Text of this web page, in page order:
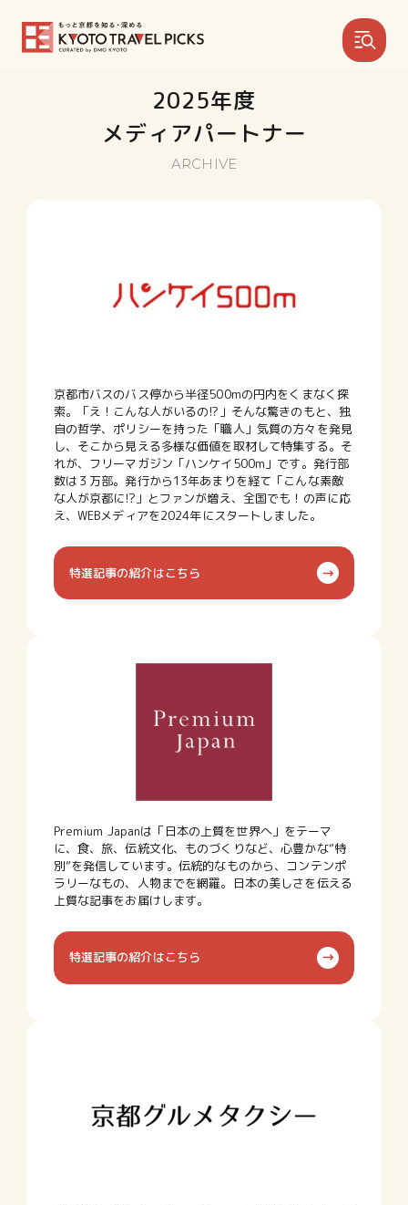
2025年度
メディアパートナー
ARCHIVE
京都市バスのバス停から半径500mの円内をくまなく探
索。「え！こんな人がいるの!?」そんな驚きのもと、独
自の哲学、ポリシーを持った「職人」気質の方々を発見
し、そこから見える多様な価値を取材して特集する。そ
れが、フリーマガジン「ハンケイ500m」です。発行部
数は３万部。発行から13年あまりを経て「こんな素敵
な人が京都に!?」とファンが増え、全国でも！の声に応
え、WEBメディアを2024年にスタートしました。
特選記事の紹介はこちら
Premium Japanは「日本の上質を世界へ」をテーマ
に、食、旅、伝統文化、ものづくりなど、心豊かな”特
別”を発信しています。伝統的なものから、コンテンポ
ラリーなもの、人物までを網羅。日本の美しさを伝える
上質な記事をお届けします。
特選記事の紹介はこちら